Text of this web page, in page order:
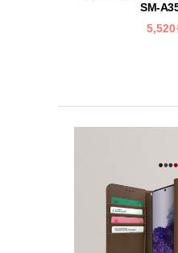
SM-
5,520